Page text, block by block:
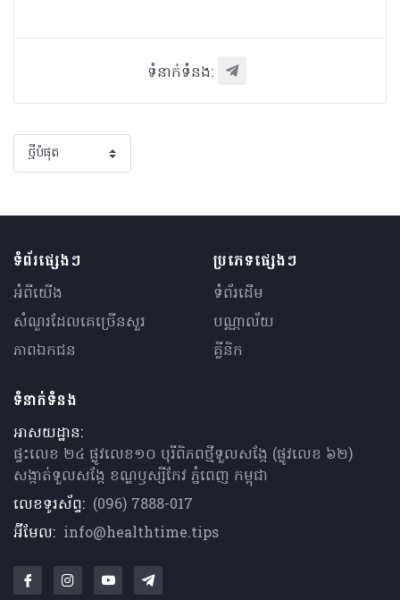
ទំនាក់ទំនង:
ទំព័រផ្សេងៗ
អំពីយើង
សំណួរ​ដែលគេ​ច្រើន​សួរ
ភាពឯកជន
ប្រភេទផ្សេងៗ
ទំព័រដើម
បណ្ណាល័យ
គ្លីនិក
ទំនាក់ទំនង
អាសយដ្ឋាន:
ផ្ទះលេខ ២៤ ផ្លូវលេខ១០ បុរីពិភពថ្មីទួលសង្កែ (ផ្លូវលេខ ៦២)
សង្កាត់ទួលសង្កែ ខណ្ឌឫស្សីកែវ ភ្នំពេញ កម្ពុជា
លេខទូរស័ព្ទ: (096) 7888-017
អ៊ីមែល: info@healthtime.tips